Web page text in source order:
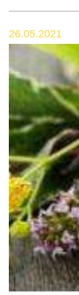
26.05.2021